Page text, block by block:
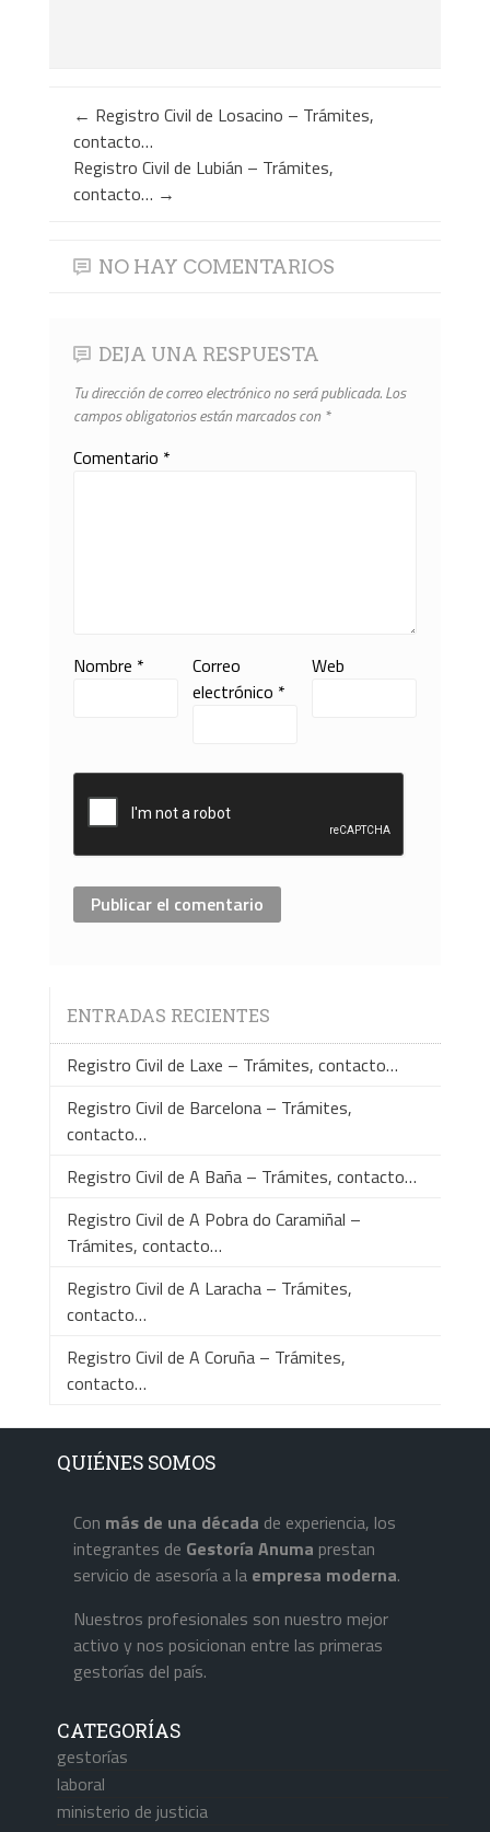
← Registro Civil de Losacino – Trámites,
contacto…
Registro Civil de Lubián – Trámites,
contacto… →
NO HAY COMENTARIOS
DEJA UNA RESPUESTA
Tu dirección de correo electrónico no será publicada.Los
campos obligatorios están marcados con *
Comentario *
Nombre *
Correo
electrónico *
Web
ENTRADAS RECIENTES
Registro Civil de Laxe – Trámites, contacto…
Registro Civil de Barcelona – Trámites,
contacto…
Registro Civil de A Baña – Trámites, contacto…
Registro Civil de A Pobra do Caramiñal –
Trámites, contacto…
Registro Civil de A Laracha – Trámites,
contacto…
Registro Civil de A Coruña – Trámites,
contacto…
QUIÉNES SOMOS
Con más de una década de experiencia, los
integrantes de Gestoría Anuma prestan
servicio de asesoría a la empresa moderna.
Nuestros profesionales son nuestro mejor
activo y nos posicionan entre las primeras
gestorías del país.
CATEGORÍAS
gestorías
laboral
ministerio de justicia